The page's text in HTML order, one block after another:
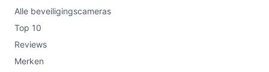
Alle beveiligingscameras
Top 10
Reviews
Merken